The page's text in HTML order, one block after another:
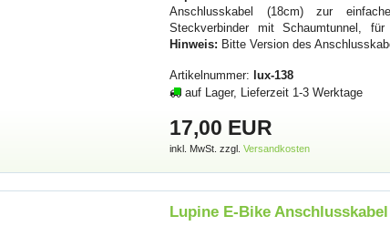
Anschlusskabel (18cm) zur
Steckverbinder mit Schaumtunnel,
Hinweis: Bitte Version des
Artikelnummer: lux-138
auf Lager, Lieferzeit 1-3 Werktage
17,00 EUR
inkl. MwSt. zzgl.Versandkosten
Lupine E-Bike